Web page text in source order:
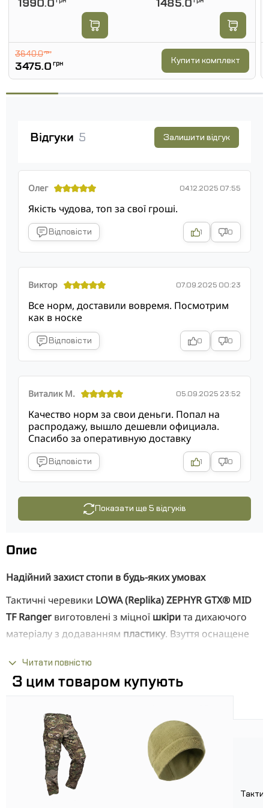
1990.0 1485.0
3640.0грн
3475.0 грн Купити комплект
Відгуки 5 Залишити відгук
Олег 04.12.2025 07:55
Якість чудова, топ за свої гроші.
Відповісти 1 0
Виктор 07.09.2025 00:23
Все норм, доставили вовремя. Посмотрим
как в носке
Відповісти 0 0
Виталик М. 05.09.2025 23:52
Качество норм за свои деньги. Попал на
распродажу, вышло дешевли официала.
Спасибо за оперативную доставку
Відповісти 1 0
Показати ще 5 відгуків
Опис
Надійний захист стопи в будь-яких умовах
Тактичні черевики LOWA (Replika) ZEPHYR GTX® MID
TF Ranger виготовлені з міцної шкірита дихаючого
матеріалу з додаванням пластику. Взуття оснащене
водонепроникність і водночас дозволяє волозі
випаровуватися. ПідошваDouble Injection DuraPU®
комфорт протягом усього дня носіння.
Особливості тактичних черевиків:
Дихаюча водонепроникна мембрана:
Мембрана
перешкоджає
проникненню зовнішньої вологи, при
Читати повністю
З цим товаром купують